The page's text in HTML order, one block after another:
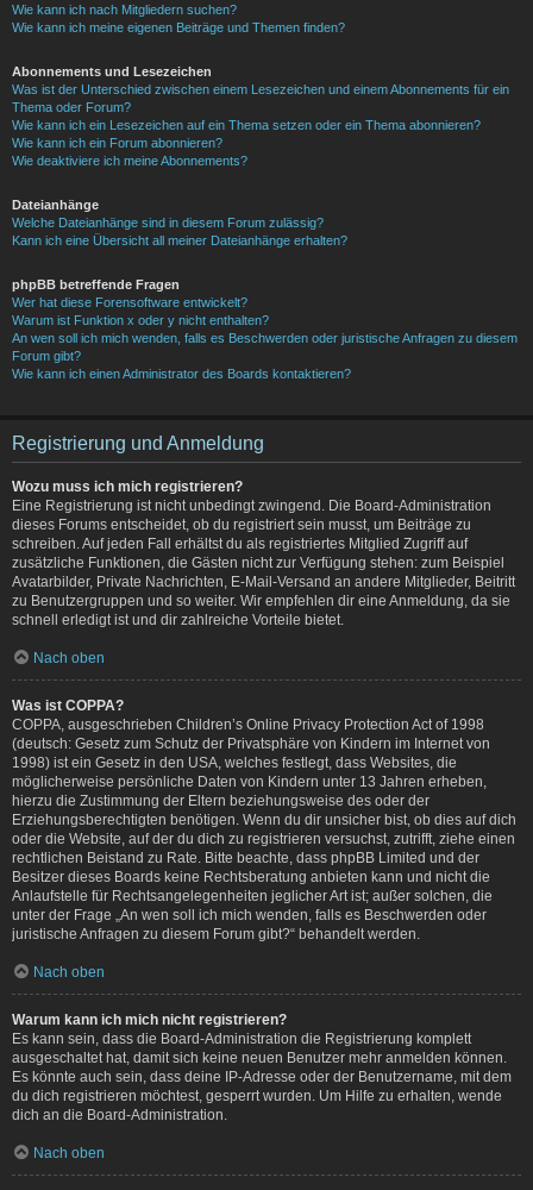
Wie kann ich nach Mitgliedern suchen?
Wie kann ich meine eigenen Beiträge und Themen finden?
Abonnements und Lesezeichen
Was ist der Unterschied zwischen einem Lesezeichen und einem Abonnements für ein
Thema oder Forum?
Wie kann ich ein Lesezeichen auf ein Thema setzen oder ein Thema abonnieren?
Wie kann ich ein Forum abonnieren?
Wie deaktiviere ich meine Abonnements?
Dateianhänge
Welche Dateianhänge sind in diesem Forum zulässig?
Kann ich eine Übersicht all meiner Dateianhänge erhalten?
phpBB betreffende Fragen
Wer hat diese Forensoftware entwickelt?
Warum ist Funktion x oder y nicht enthalten?
An wen soll ich mich wenden, falls es Beschwerden oder juristische Anfragen zu diesem
Forum gibt?
Wie kann ich einen Administrator des Boards kontaktieren?
Registrierung und Anmeldung
Wozu muss ich mich registrieren?
Eine Registrierung ist nicht unbedingt zwingend. Die Board-Administration
dieses Forums entscheidet, ob du registriert sein musst, um Beiträge zu
schreiben. Auf jeden Fall erhältst du als registriertes Mitglied Zugriff auf
zusätzliche Funktionen, die Gästen nicht zur Verfügung stehen: zum Beispiel
Avatarbilder, Private Nachrichten, E-Mail-Versand an andere Mitglieder, Beitritt
zu Benutzergruppen und so weiter. Wir empfehlen dir eine Anmeldung, da sie
schnell erledigt ist und dir zahlreiche Vorteile bietet.
Nach oben
Was ist COPPA?
COPPA, ausgeschrieben Children’s Online Privacy Protection Act of 1998
(deutsch: Gesetz zum Schutz der Privatsphäre von Kindern im Internet von
1998) ist ein Gesetz in den USA, welches festlegt, dass Websites, die
möglicherweise persönliche Daten von Kindern unter 13 Jahren erheben,
hierzu die Zustimmung der Eltern beziehungsweise des oder der
Erziehungsberechtigten benötigen. Wenn du dir unsicher bist, ob dies auf dich
oder die Website, auf der du dich zu registrieren versuchst, zutrifft, ziehe einen
rechtlichen Beistand zu Rate. Bitte beachte, dass phpBB Limited und der
Besitzer dieses Boards keine Rechtsberatung anbieten kann und nicht die
Anlaufstelle für Rechtsangelegenheiten jeglicher Art ist; außer solchen, die
unter der Frage „An wen soll ich mich wenden, falls es Beschwerden oder
juristische Anfragen zu diesem Forum gibt?“ behandelt werden.
Nach oben
Warum kann ich mich nicht registrieren?
Es kann sein, dass die Board-Administration die Registrierung komplett
ausgeschaltet hat, damit sich keine neuen Benutzer mehr anmelden können.
Es könnte auch sein, dass deine IP-Adresse oder der Benutzername, mit dem
du dich registrieren möchtest, gesperrt wurden. Um Hilfe zu erhalten, wende
dich an die Board-Administration.
Nach oben